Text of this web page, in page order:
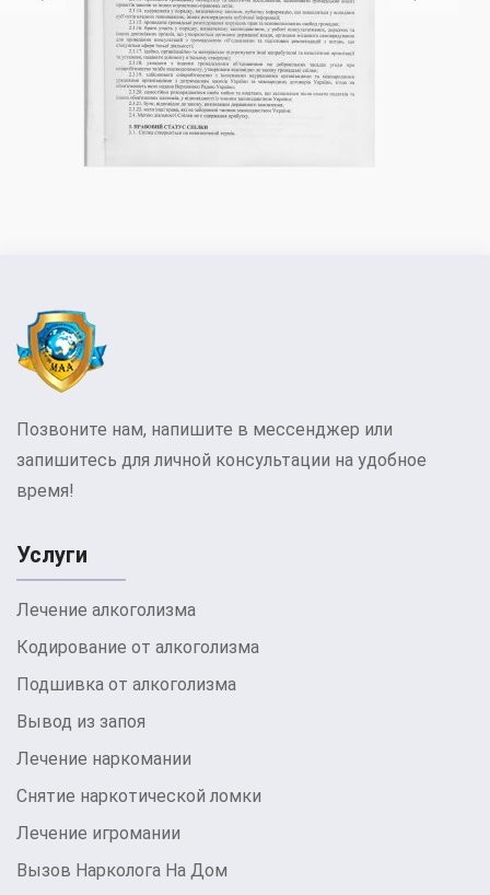
Позвоните нам, напишите в мессенджер или
запишитесь для личной консультации на удобное
время!
Услуги
Лечение алкоголизма
Кодирование от алкоголизма
Подшивка от алкоголизма
Вывод из запоя
Лечение наркомании
Снятие наркотической ломки
Лечение игромании
Вызов Нарколога На Дом